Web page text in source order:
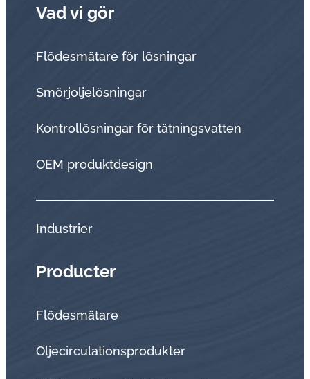
Vad vi gör
Flödesmätare för lösningar
Smörjoljelösningar
Kontrollösningar för tätningsvatten
OEM produktdesign
Industrier
Producter
Flödesmätare
Oljecirculationsprodukter